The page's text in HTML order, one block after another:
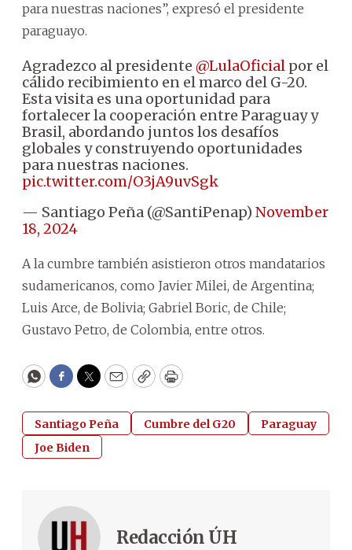
para nuestras naciones”, expresó el presidente
paraguayo.
Agradezco al presidente @LulaOficial por el
cálido recibimiento en el marco del G-20.
Esta visita es una oportunidad para
fortalecer la cooperación entre Paraguay y
Brasil, abordando juntos los desafíos
globales y construyendo oportunidades
para nuestras naciones.
pic.twitter.com/O3jA9uvSgk
— Santiago Peña (@SantiPenap) November
18, 2024
A la cumbre también asistieron otros mandatarios
sudamericanos, como Javier Milei, de Argentina;
Luis Arce, de Bolivia; Gabriel Boric, de Chile;
Gustavo Petro, de Colombia, entre otros.
WhatsApp
Facebook
Twitter
EmailCopyPrint
Santiago Peña Cumbre del G20
Paraguay
Joe Biden
Redacción ÚH